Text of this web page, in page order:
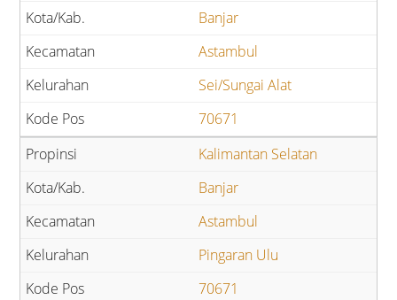
Banjar
Astambul
Sei/Sungai Alat
70671
Kalimantan Selatan
Banjar
Astambul
Pingaran Ulu
70671